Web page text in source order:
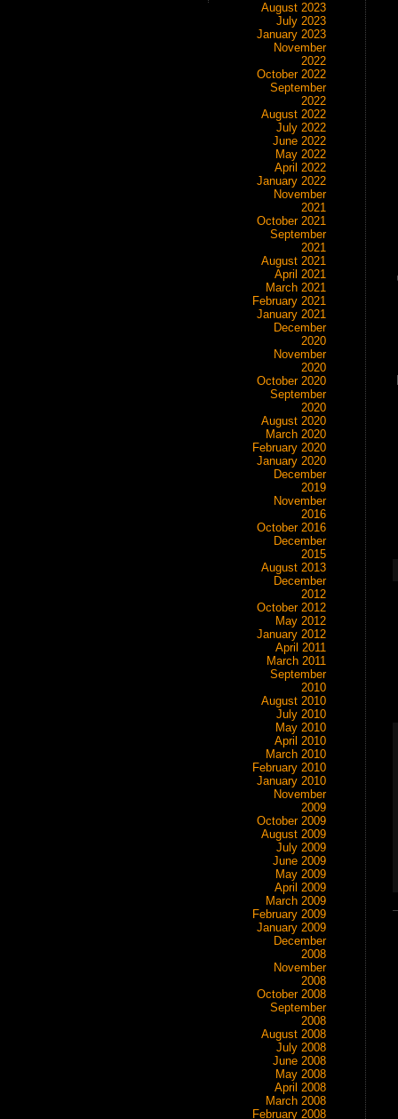
August 2023
July 2023
January 2023
November
2022
October 2022
September
2022
August 2022
July 2022
June 2022
May 2022
April 2022
January 2022
November
2021
October 2021
September
2021
August 2021
April 2021
March 2021
February 2021
January 2021
December
2020
November
2020
October 2020
September
2020
August 2020
March 2020
February 2020
January 2020
December
2019
November
2016
October 2016
December
2015
August 2013
December
2012
October 2012
May 2012
January 2012
April 2011
March 2011
September
2010
August 2010
July 2010
May 2010
April 2010
March 2010
February 2010
January 2010
November
2009
October 2009
August 2009
July 2009
June 2009
May 2009
April 2009
March 2009
February 2009
January 2009
December
2008
November
2008
October 2008
September
2008
August 2008
July 2008
June 2008
May 2008
April 2008
March 2008
February 2008